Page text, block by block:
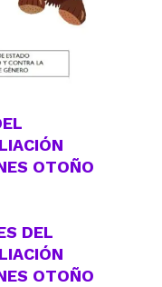
OTOÑO
DEL
OTOÑO